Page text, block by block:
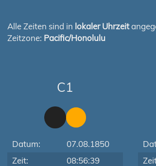
Alle Zeiten sind in lokaler Uhrzeit
Zeitzone: Pacific/Honolulu
C1
Datum:
07.08.1850
Zeit:
08:56:39